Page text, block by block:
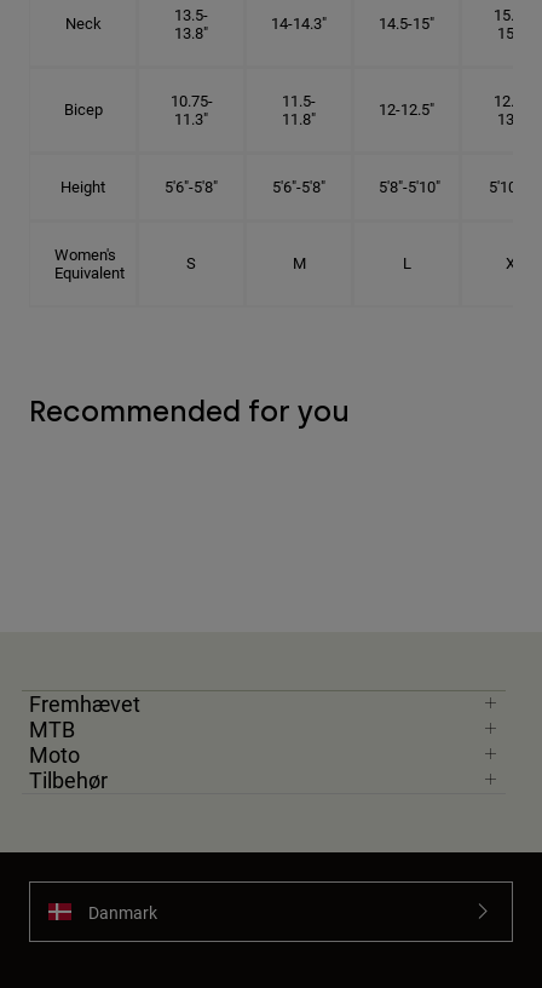
Neck
13.5-
13.8"
14-14.3" 14.5-15"
15.25-
15.5"
Bicep
10.75-
11.3"
11.5-
11.8"
12-12.5"
12.75-
13.3"
Height 5'6"-5'8" 5'6"-5'8" 5'8"-5'10" 5'10"- 6'
Women's
Equivalent
S M L XL
Recommended for you
Fremhævet
MTB
Moto
Tilbehør
Danmark